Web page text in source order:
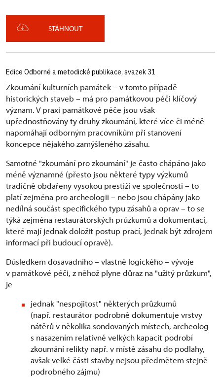
STÁHNOUT
Edice Odborné a metodické publikace, svazek 31
Zkoumání kulturních památek – v tomto případě
historických staveb – má pro památkovou péči klíčový
význam. V praxi památkové péče jsou však
upřednostňovány ty druhy zkoumání, které více či méně
napomáhají odborným pracovníkům při stanovení
koncepce nějakého zamýšleného zásahu.
Samotné "zkoumání pro zkoumání" je často chápáno jako
méně významné (přesto jsou některé typy výzkumů
tradičně obdařeny vysokou prestiží ve společnosti – to
platí zejména pro archeologii – nebo jsou chápány jako
nedílná součást specifického typu zásahů a oprav – to se
týká zejména restaurátorských průzkumů a dokumentací,
které mají jednak doložit postup prací, jednak být zdrojem
informací při budoucí opravě).
Důsledkem dosavadního – vlastně logického – vývoje
v památkové péči, z něhož plyne důraz na "užitý průzkum",
je
jednak "nespojitost" některých průzkumů
(např. restaurátor podrobně dokumentuje vrstvy
nátěrů v několika sondovaných místech, archeolog
s nasazením relativně velkých kapacit podrobí
zkoumání relikty např. v místě zásahu do podlahy,
avšak velké části stavby nejsou předmětem stejně
podrobného zájmu)